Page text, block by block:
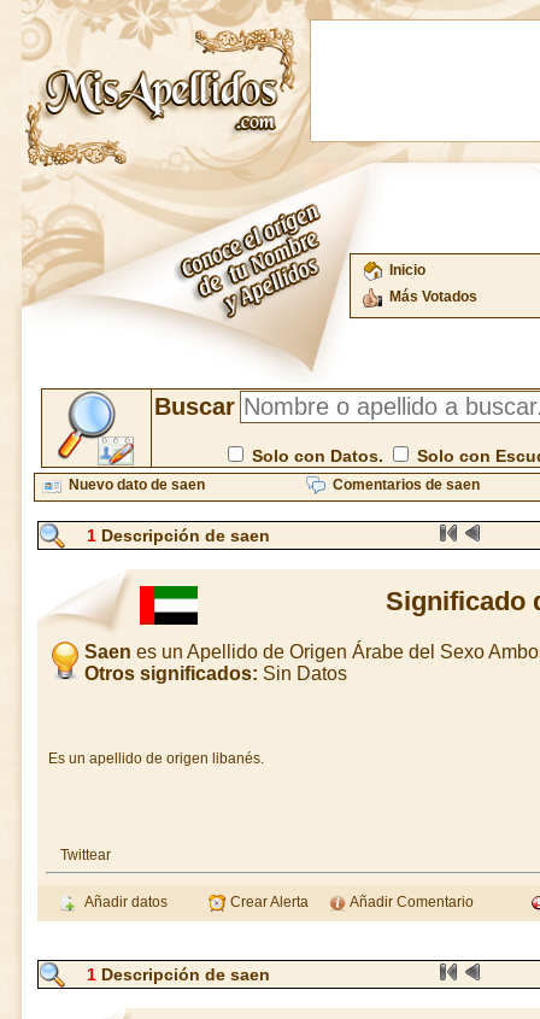
Inicio
Más Votados
Buscar
Solo con Datos. Solo con
Nuevo dato de saen Comentarios de saen
1 Descripción de saen
Significado
Saen es un Apellido de Origen Árabe del Sexo
Otros significados: Sin Datos
Es un apellido de origen libanés.
Twittear
Añadir datos Crear Alerta Añadir Comentario
1 Descripción de saen